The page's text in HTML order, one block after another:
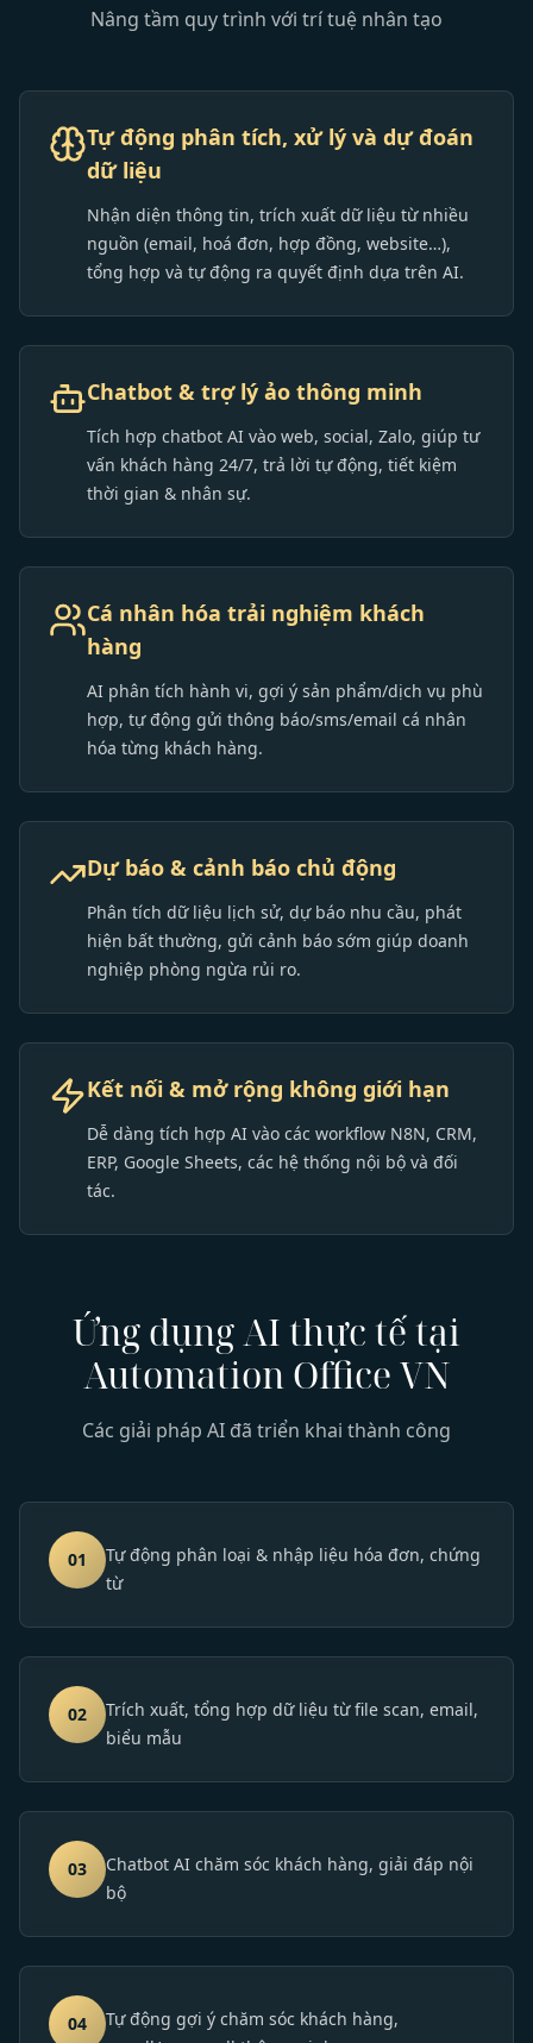
Nâng tầm quy trình với trí tuệ nhân tạo
Tự động phân tích, xử lý và dự đoán
dữ liệu
Nhận diện thông tin, trích xuất dữ liệu từ nhiều
nguồn (email, hoá đơn, hợp đồng, website…),
tổng hợp và tự động ra quyết định dựa trên AI.
Chatbot & trợ lý ảo thông minh
Tích hợp chatbot AI vào web, social, Zalo, giúp tư
vấn khách hàng 24/7, trả lời tự động, tiết kiệm
thời gian & nhân sự.
Cá nhân hóa trải nghiệm khách
hàng
AI phân tích hành vi, gợi ý sản phẩm/dịch vụ phù
hợp, tự động gửi thông báo/sms/email cá nhân
hóa từng khách hàng.
Dự báo & cảnh báo chủ động
Phân tích dữ liệu lịch sử, dự báo nhu cầu, phát
hiện bất thường, gửi cảnh báo sớm giúp doanh
nghiệp phòng ngừa rủi ro.
Kết nối & mở rộng không giới hạn
Dễ dàng tích hợp AI vào các workflow N8N, CRM,
ERP, Google Sheets, các hệ thống nội bộ và đối
tác.
Ứng dụng AI thực tế tại
Automation Office VN
Các giải pháp AI đã triển khai thành công
01
Tự động phân loại & nhập liệu hóa đơn, chứng
từ
02
Trích xuất, tổng hợp dữ liệu từ file scan, email,
biểu mẫu
03
Chatbot AI chăm sóc khách hàng, giải đáp nội
bộ
04
Tự động gợi ý chăm sóc khách hàng,